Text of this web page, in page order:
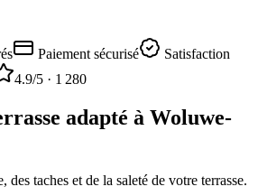
Paiement sécurisé
Satisfaction
4.9/5 · 1 280
adapté à Woluwe-
taches et de la saleté de votre terrasse.